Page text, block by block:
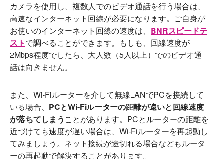
カメラを使用し、複数人でのビデオ通話を行う場合は、
高速なインターネット回線が必要になります。ご自身が
お使いのインターネット回線の速度は、 BNRスピードテ
ストで調べることができます。もしも、回線速度が
2Mbps程度でしたら、大人数（5人以上）でのビデオ通
話は向きません。
また、Wi-Fiルーターを介して無線LANでPCを接続して
いる場合、 PCとWi-Fiルーターの距離が遠いと回線速度
が落ちてしまう ことがあります。PCとルーターの距離を
近づけても速度が遅い場合は、Wi-Fiルーターを再起動し
てみましょう。ネット接続が途切れる場合などもルータ
ーの再起動で解決することがあります。